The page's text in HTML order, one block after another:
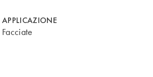
APPLICAZIONE
Facciate